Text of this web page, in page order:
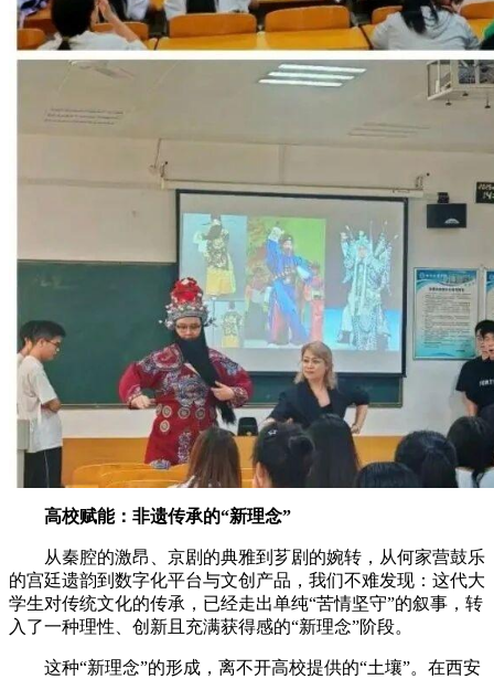
高校赋能：非遗传承的“新理念”
从秦腔的激昂、京剧的典雅到芗剧的婉转，从何家营鼓乐
的宫廷遗韵到数字化平台与文创产品，我们不难发现：这代大
学生对传统文化的传承，已经走出单纯“苦情坚守”的叙事，转
入了一种理性、创新且充满获得感的“新理念”阶段。
这种“新理念”的形成，离不开高校提供的“土壤”。在西安